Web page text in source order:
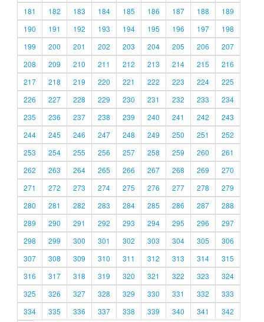
181
182 183 184 185 186 187 188
189
190
191 192 193 194 195 196 197
198
199
200 201 202 203 204 205 206
207
208
209 210 211 212 213 214 215
216
217
218 219 220 221 222 223 224
225
226
227 228 229 230 231 232 233
234
235
236 237 238 239 240 241 242
243
244
245 246 247 248 249 250 251
252
253
254 255 256 257 258 259 260
261
262
263 264 265 266 267 268 269
270
271
272 273 274 275 276 277 278
279
280
281 282 283 284 285 286 287
288
289
290 291 292 293 294 295 296
297
298
299 300 301 302 303 304 305
306
307
308 309 310 311 312 313 314
315
316
317 318 319 320 321 322 323
324
325
326 327 328 329 330 331 332
333
334
335 336 337 338 339 340 341 342